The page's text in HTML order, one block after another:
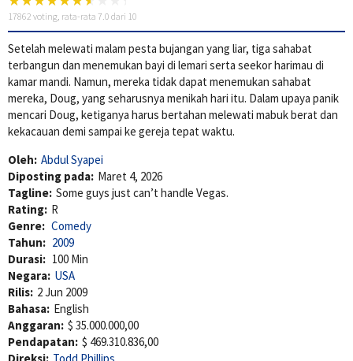
17862 voting, rata-rata 7.0 dari 10
Setelah melewati malam pesta bujangan yang liar, tiga sahabat
terbangun dan menemukan bayi di lemari serta seekor harimau di
kamar mandi. Namun, mereka tidak dapat menemukan sahabat
mereka, Doug, yang seharusnya menikah hari itu. Dalam upaya panik
mencari Doug, ketiganya harus bertahan melewati mabuk berat dan
kekacauan demi sampai ke gereja tepat waktu.
Oleh: Abdul Syapei
Diposting pada: Maret 4, 2026
Tagline: Some guys just can’t handle Vegas.
Rating: R
Genre: Comedy
Tahun: 2009
Durasi: 100 Min
Negara: USA
Rilis: 2 Jun 2009
Bahasa: English
Anggaran: $ 35.000.000,00
Pendapatan: $ 469.310.836,00